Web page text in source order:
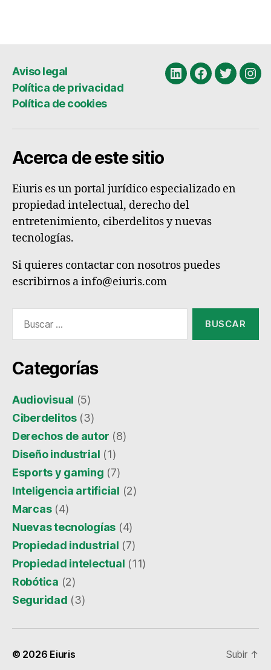
Aviso legal
Política de privacidad
Política de cookies
LinkedinFacebook
Twitter
Acerca de este sitio
Eiuris es un portal jurídico especializado en
propiedad intelectual, derecho del
entretenimiento, ciberdelitos y nuevas
tecnologías.
Si quieres contactar con nosotros puedes
escribirnos a info@eiuris.com
Categorías
Audiovisual (5)
Ciberdelitos(3)
Derechos de autor (8)
Diseño industrial (1)
Esports y gaming (7)
Inteligencia artificial (2)
Marcas(4)
Nuevas tecnologías (4)
Propiedad industrial (7)
Propiedad intelectual (11)
Robótica (2)
Seguridad (3)
© 2026 Eiuris Subir ↑